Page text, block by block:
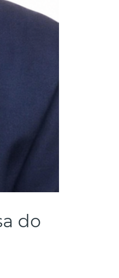
do